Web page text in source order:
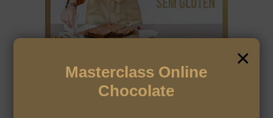
×
Masterclass Online
Chocolate